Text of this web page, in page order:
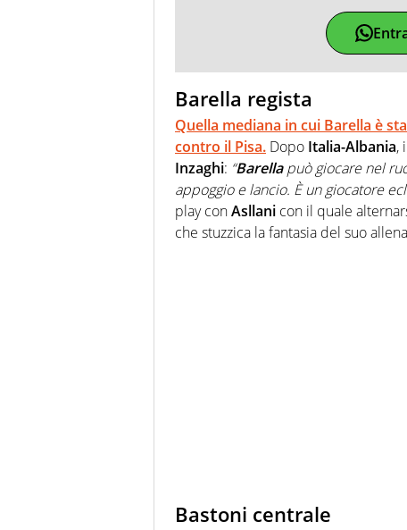
Barella regista
Quella mediana in cui Barella è
contro il Pisa. Dopo Italia-Albania,
Inzaghi: “Barellapuò giocare nel
appoggio e lancio. È un giocatore
play conAsllani con il quale
che stuzzica la fantasia del suo
Bastoni centrale